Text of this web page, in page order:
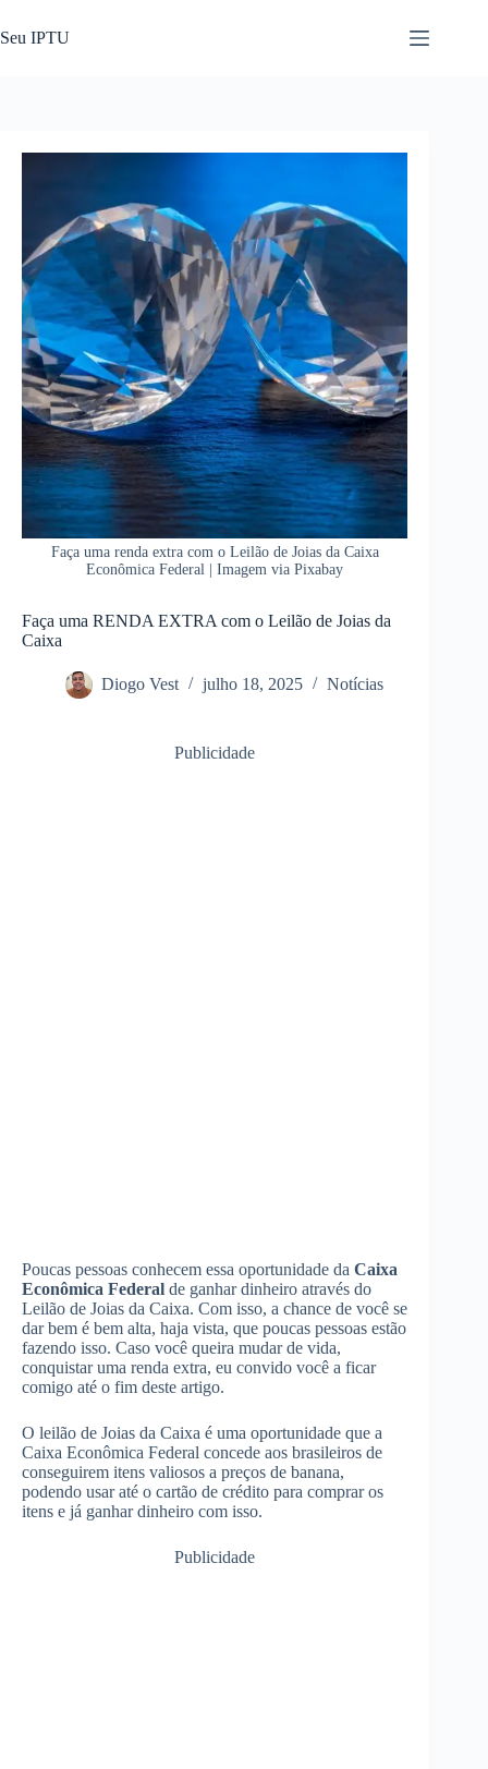
para
o
Seu IPTU
Faça uma renda extra com o Leilão de Joias da Caixa
Econômica Federal | Imagem via Pixabay
Faça uma RENDA EXTRA com o Leilão de Joias da
Caixa
Diogo Vest julho 18, 2025 Notícias
Publicidade
Poucas pessoas conhecem essa oportunidade da Caixa
Econômica Federal de ganhar dinheiro através do
Leilão de Joias da Caixa. Com isso, a chance de você se
dar bem é bem alta, haja vista, que poucas pessoas estão
fazendo isso. Caso você queira mudar de vida,
conquistar uma renda extra, eu convido você a ficar
comigo até o fim deste artigo.
O leilão de Joias da Caixa é uma oportunidade que a
Caixa Econômica Federal concede aos brasileiros de
conseguirem itens valiosos a preços de banana,
podendo usar até o cartão de crédito para comprar os
itens e já ganhar dinheiro com isso.
Publicidade